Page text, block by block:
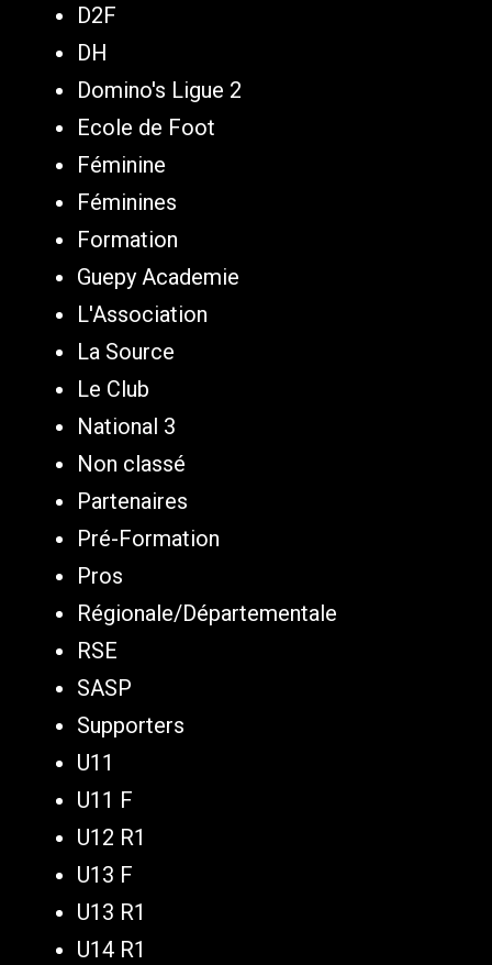
D2F
DH
Domino's Ligue 2
Ecole de Foot
Féminine
Féminines
Formation
Guepy Academie
L'Association
La Source
Le Club
National 3
Non classé
Partenaires
Pré-Formation
Pros
Régionale/Départementale
RSE
SASP
Supporters
U11
U11 F
U12 R1
U13 F
U13 R1
U14 R1